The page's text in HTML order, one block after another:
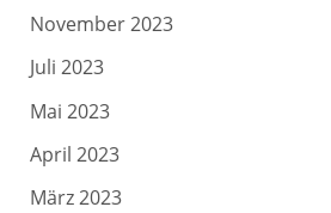
November 2023
Juli 2023
Mai 2023
April 2023
März 2023